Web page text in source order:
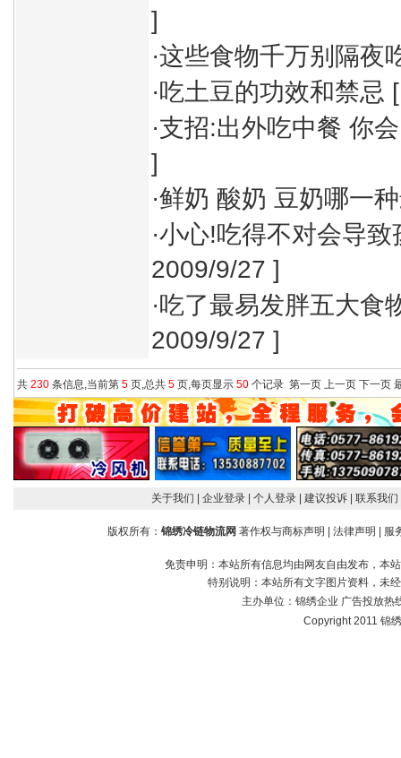
]
·这些食物千万别隔夜
·吃土豆的功效和禁忌
·支招:出外吃中餐 你
]
·鲜奶 酸奶 豆奶哪一
·小心!吃得不对会导致
2009/9/27 ]
·吃了最易发胖五大食
2009/9/27 ]
共 230 条信息,当前第 5 页,总共 5 页,每页显示 50 个记录 第一页 上一页 下一页
关于我们 | 企业登录 | 个人登录 | 建议投诉 | 联系我们
版权所有： 锦绣冷链物流网 著作权与商标声明 | 法律声明 | 服
免责申明：本站所有信息均由网友自由发布，本
特别说明：本站所有文字图片资料，未
主办单位： 锦绣企业 广告投放热
Copyright 2011 锦